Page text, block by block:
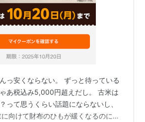
っ安くならない。 ずっと待っている
あ税込み5,000円超えだし。 古米は
って思うくらい話題にならないし、
向けて財布のひもが緩くなるのに…